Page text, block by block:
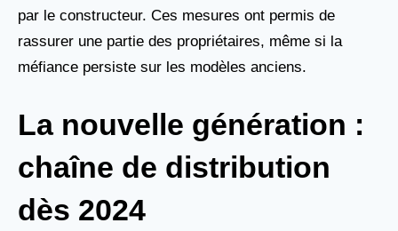
par le constructeur. Ces mesures ont permis de
rassurer une partie des propriétaires, même si la
méfiance persiste sur les modèles anciens.
La nouvelle génération :
chaîne de distribution
dès 2024